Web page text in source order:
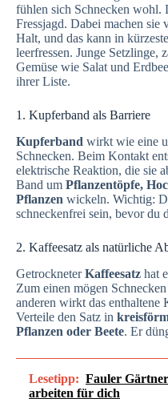
fühlen sich Schnecken wohl.
Fressjagd. Dabei machen sie
Halt, und das kann in
leerfressen. Junge Setzlinge,
Gemüse wie Salat und
ihrer Liste.
1. Kupferband als Barriere
Kupferband wirkt wie eine
Schnecken. Beim Kontakt
elektrische Reaktion, die sie
Band um Pflanzentöpfe,
Pflanzen wickeln. Wichtig:
schneckenfrei sein, bevor du
2. Kaffeesatz als natürliche
GetrockneterKaffeesatz hat
Zum einen mögen
anderen wirkt das enthaltene
Verteile den Satz in
Pflanzen oder Beete. Er
Lesetipp: Fauler
arbeiten für dich